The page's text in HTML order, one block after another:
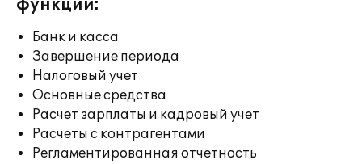
функции:
Банк и касса
Завершение периода
Налоговый учет
Основные средства
Расчет зарплаты и кадровый учет
Расчеты с контрагентами
Регламентированная отчетность